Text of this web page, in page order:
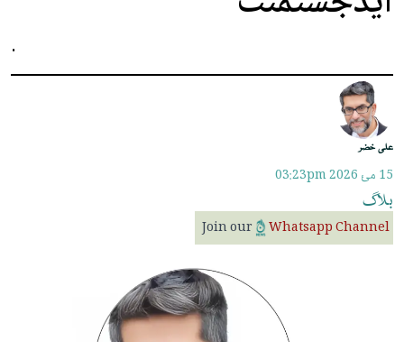
.
علی خضر
15 مئ 2026 03:23pm
بلاگ
Join our Whatsapp Channel